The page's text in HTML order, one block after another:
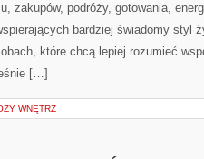
zakupów, podróży, gotowania,
bardziej świadomy styl
które chcą lepiej rozumieć
[…]
WNĘTRZ